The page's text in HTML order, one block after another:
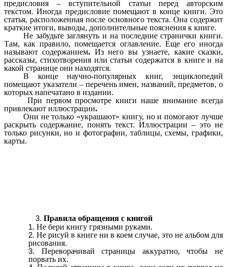
предисловия – вступительной статьи перед авторским
текстом.Иногда предисловие помещают в конце книги. Это
статья, расположенная после основного текста. Она содержит
краткие итоги, выводы, дополнительные пояснения к книге.
Не забудьте заглянуть и на последние странички книги.
Там, как правило, помещается оглавление. Еще его иногда
называют содержанием. Из него вы узнаете, какие сказки,
рассказы, стихотворения или статьи содержатся в книге и на
какой странице они находятся.
В конце научно-популярных книг, энциклопедий
помещают указатели – перечень имен, названий, предметов, о
которых напечатано в издании.
При первом просмотре книги наше внимание всегда
привлекают иллюстрации.
Они не только «украшают» книгу, но и помогают лучше
раскрыть содержание, понять текст. Иллюстрации – это не
только рисунки, но и фотографии, таблицы, схемы, графики,
карты.
Правила обращения с книгой
Не бери книгу грязными руками.
Не рисуй в книге ни в коем случае, это не альбом для
рисования.
Переворачивай страницы аккуратно, чтобы не
порвать их.